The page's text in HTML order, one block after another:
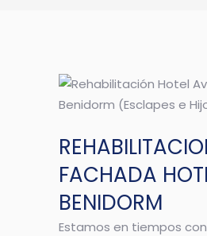
FACHADA
BENIDORM
Estamos en tiempos